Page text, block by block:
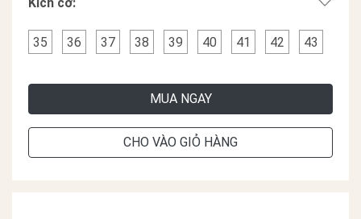
Kích cỡ:
35 36 37 38 39 40 41 42 43
MUA NGAY
CHO VÀO GIỎ HÀNG